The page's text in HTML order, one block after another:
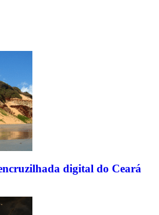
digital do Ceará